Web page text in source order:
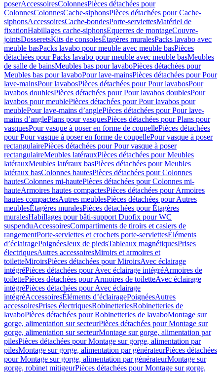
poserAccessoiresColonnesPièces détachées pour
ColonnesColonnesCache-siphonsPièces détachées pour Cache-
siphonsAccessoiresCache-bondesPorte-serviettesMatériel de
fixationHabillages cache-siphonsEquerres de montageCouvre-
jointsDosseretsKits de consolesÉtagères muralesPacks lavabo avec
meuble basPacks lavabo pour meuble avec meuble basPièces
détachées pour Packs lavabo pour meuble avec meuble basMeubles
de salle de bainsMeubles bas pour lavaboPièces détachées pour
Meubles bas pour lavaboPour lave-mainsPièces détachées pour Pour
lave-mainsPour lavabosPièces détachées pour Pour lavabosPour
lavabos doublesPièces détachées pour Pour lavabos doublesPour
lavabos pour meublePièces détachées pour Pour lavabos pour
meublePour lave-mains d’anglePièces détachées pour Pour lave-
mains d’anglePlans pour vasquesPièces détachées pour Plans pour
vasquesPour vasque à poser en forme de coupellePièces détachées
pour Pour vasque à poser en forme de coupellePour vasque à poser
rectangulairePièces détachées pour Pour vasque à poser
rectangulaireMeubles latérauxPièces détachées pour Meubles
latérauxMeubles latéraux basPièces détachées pour Meubles
latéraux basColonnes hautesPièces détachées pour Colonnes
hautesColonnes mi-hautePièces détachées pour Colonnes mi-
hauteArmoires hautes compactesPièces détachées pour Armoires
hautes compactesAutres meublesPièces détachées pour Autres
meublesÉtagères muralesPièces détachées pour Étagères
muralesHabillages pour bâti-support Duofix pour WC
suspenduAccessoiresCompartiments de tiroirs et casiers de
rangementPorte-serviettes et crochets porte-serviettesÉléments
d’éclairagePoignéesJeux de piedsTableaux magnétiquesPrises
électriquesAutres accessoiresMiroirs et armoires et
toiletteMiroirsPièces détachées pour MiroirsAvec éclairage
intégréPièces détachées pour Avec éclairage intégréArmoires de
toilettePièces détachées pour Armoires de toiletteAvec éclairage
intégréPièces détachées pour Avec éclairage
intégréAccessoiresÉléments d’éclairagePoignéesAutres
accessoiresPrises électriquesRobinetteriesRobinetteries de
lavaboPièces détachées pour Robinetteries de lavaboMontage sur
gorge, alimentation sur secteurPièces détachées pour Montage sur
gorge, alimentation sur secteurMontage sur gorge, alimentation par
pilesPièces détachées pour Montage sur gorge, alimentation par
pilesMontage sur gorge, alimentation par générateurPièces détachées
pour Montage sur gorge, alimentation par générateurMontage sur
gorge, robinet mitigeurPièces détachées pour Montage sur gorge,